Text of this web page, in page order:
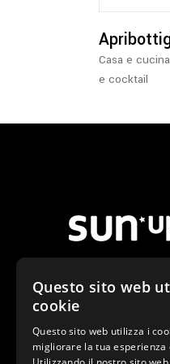
Casa e cucina
e cocktail
Noi di Sunup
appassionate che
seguiamo
servizio di post
con noi sia unica e
Questo sito web
cookie
Questo sito web utilizza i
migliorare la tua esperienza